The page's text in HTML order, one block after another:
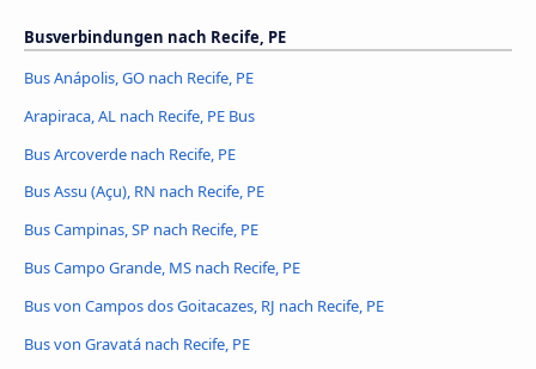
Busverbindungen nach Recife, PE
Bus Anápolis, GO nach Recife, PE
Arapiraca, AL nach Recife, PE Bus
Bus Arcoverde nach Recife, PE
Bus Assu (Açu), RN nach Recife, PE
Bus Campinas, SP nach Recife, PE
Bus Campo Grande, MS nach Recife, PE
Bus von Campos dos Goitacazes, RJ nach Recife, PE
Bus von Gravatá nach Recife, PE